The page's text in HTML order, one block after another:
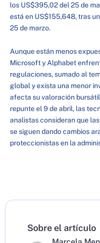
los US$395,02 del 25 de
está en US$155,648, tras
25 de marzo.
Aunque están menos
Microsoft y Alphabet
regulaciones, sumado al
global y exista una menor
afecta su valoración
repunte el 9 de abril, las
analistas consideran que
se siguen dando cambios
proteccionistas en la
Sobre el artículo